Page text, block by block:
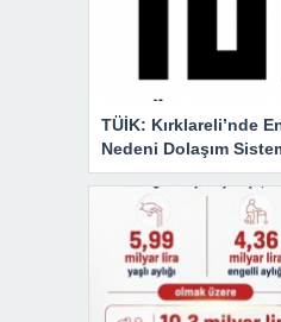
TÜİK: Kırklareli’nde
Nedeni Dolaşım